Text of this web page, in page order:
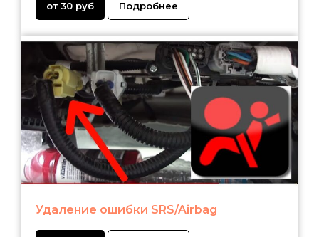
от 30 руб Подробнее
Удаление ошибки SRS/Airbag